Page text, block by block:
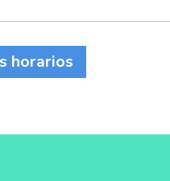
horarios